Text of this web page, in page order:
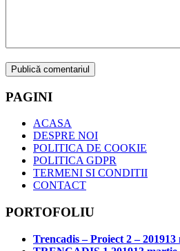
PAGINI
ACASA
DESPRE NOI
POLITICA DE COOKIE
POLITICA GDPR
TERMENI SI CONDITII
CONTACT
PORTOFOLIU
Trencadis – Proiect 2 – 201913